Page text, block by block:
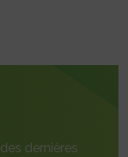
dernières